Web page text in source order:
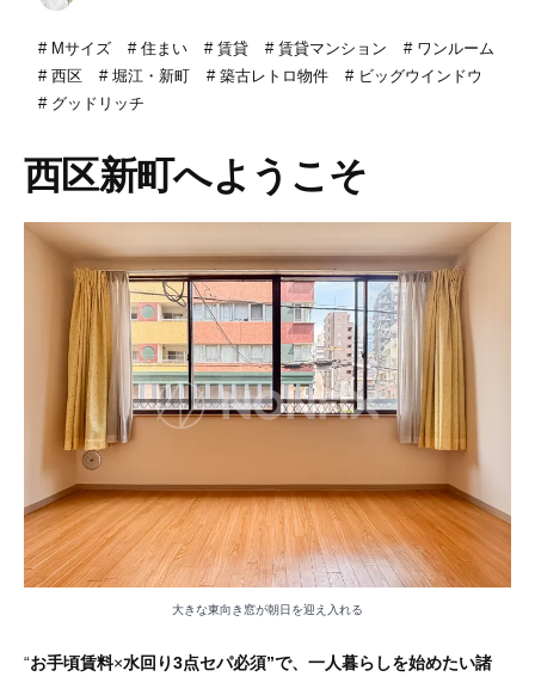
Mサイズ 住まい 賃貸 賃貸マンション
ワンルーム
西区
堀江・新町 築古レトロ物件
ビッグウインドウ
グッドリッチ
西区新町へようこそ
大きな東向き窓が朝日を迎え入れる
“お手頃賃料×水回り3点セパ必須”で、一人暮らしを始めたい諸